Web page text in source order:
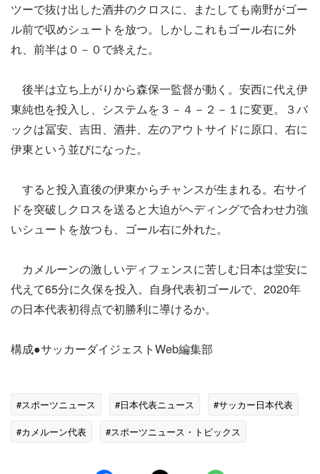
ツーで抜け出した酒井のクロスに、またしても南野がゴー
ル前で収めシュートを放つ。しかしこれもゴール右に外
れ、前半は０－０で終えた。
後半は立ち上がりから森保一監督が動く。安西に代え伊
東純也を投入し、システムを３－４－２－１に変更。３バ
ックは冨安、吉田、酒井、左のアウトサイドに原口、右に
伊東という並びになった。
すると投入直後の伊東からチャンスが生まれる。右サイ
ドを突破しクロスを送ると大迫がヘディングで合わせ力強
いシュートを放つも、ゴール右に外れた。
カメルーンの激しいディフェンスに苦しむ日本は堂安に
代えて65分に久保を投入。自身代表初ゴールで、2020年
の日本代表初得点で初勝利に導けるか。
構成●サッカーダイジェストWeb編集部
#スポーツニュース #日本代表ニュース
#サッカー日本代表
#カメルーン代表
#スポーツニュース・トピックス